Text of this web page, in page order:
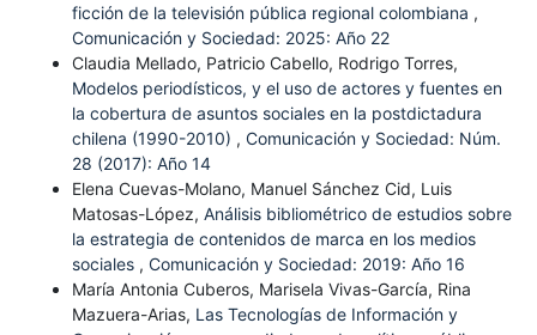
ficción de la televisión pública regional colombiana ,
Comunicación y Sociedad: 2025: Año 22
Claudia Mellado, Patricio Cabello, Rodrigo Torres,
Modelos periodísticos, y el uso de actores y fuentes en
la cobertura de asuntos sociales en la postdictadura
chilena (1990-2010) , Comunicación y Sociedad: Núm.
28 (2017): Año 14
Elena Cuevas-Molano, Manuel Sánchez Cid, Luis
Matosas-López, Análisis bibliométrico de estudios sobre
la estrategia de contenidos de marca en los medios
sociales , Comunicación y Sociedad: 2019: Año 16
María Antonia Cuberos, Marisela Vivas-García, Rina
Mazuera-Arias, Las Tecnologías de Información y